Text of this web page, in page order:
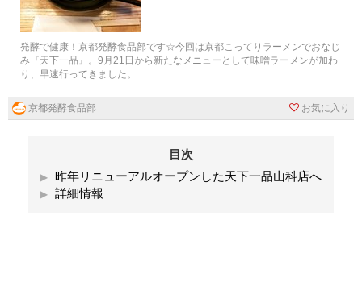
発酵で健康！京都発酵食品部です☆今回は京都こってりラーメンでおなじ
み『天下一品』。9月21日から新たなメニューとして味噌ラーメンが加わ
り、早速行ってきました。
京都発酵食品部 お気に入り
目次
昨年リニューアルオープンした天下一品山科店へ
詳細情報